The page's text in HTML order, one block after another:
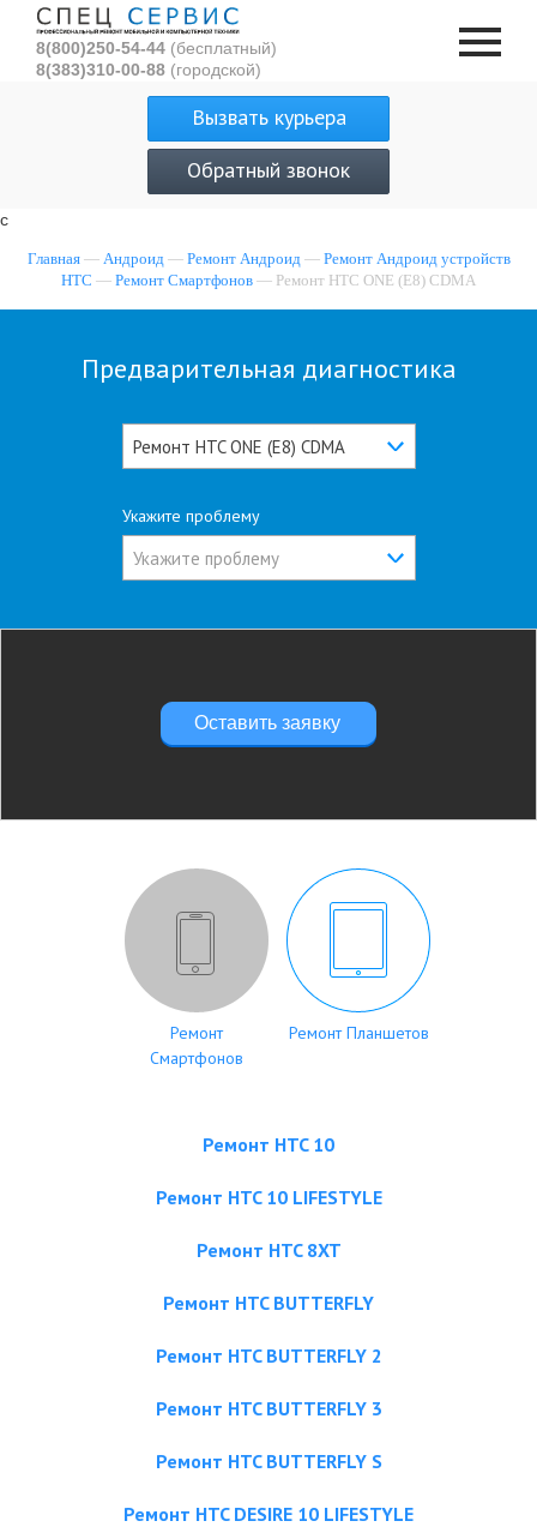
с
8(800)250-54-44 (бесплатный)
8(383)310-00-88 (городской)
Вызвать курьера
Обратный звонок
Главная— Андроид — Ремонт Андроид — Ремонт Андроид устройств
HTC — Ремонт Смартфонов — Ремонт HTC ONE (E8) CDMA
Предварительная диагностика
Ремонт HTC ONE (E8) CDMA
Укажите проблему
Укажите проблему
Оставить заявку
Ремонт
Смартфонов
Ремонт Планшетов
Ремонт HTC 10
Ремонт HTC 10 LIFESTYLE
Ремонт HTC 8XT
Ремонт HTC BUTTERFLY
Ремонт HTC BUTTERFLY 2
Ремонт HTC BUTTERFLY 3
Ремонт HTC BUTTERFLY S
Ремонт HTC DESIRE 10 LIFESTYLE